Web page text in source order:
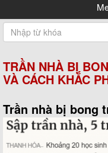
TRẦN NHÀ BỊ
VÀ CÁCH KHẮC
Trần nhà bị bong